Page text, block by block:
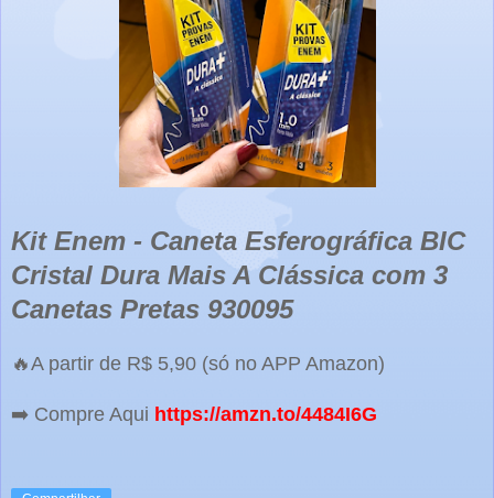
Kit Enem - Caneta Esferográfica BIC
Cristal Dura Mais A Clássica com 3
Canetas Pretas 930095
🔥A partir de R$ 5,90 (só no APP Amazon)
➡️ Compre Aqui https://amzn.to/4484I6G